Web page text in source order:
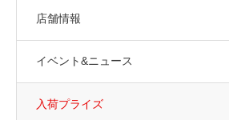
店舗情報
イベント&ニュース
入荷プライズ